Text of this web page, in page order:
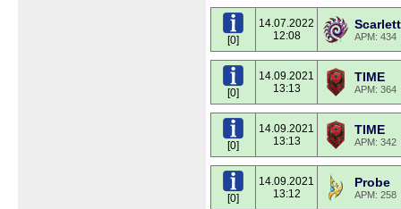
[0]
14.07.2022
12:08
Scarlett
APM: 434
[0]
14.09.2021
13:13
TIME
APM: 364
[0]
14.09.2021
13:13
TIME
APM: 342
[0]
14.09.2021
13:12
Probe
APM: 258